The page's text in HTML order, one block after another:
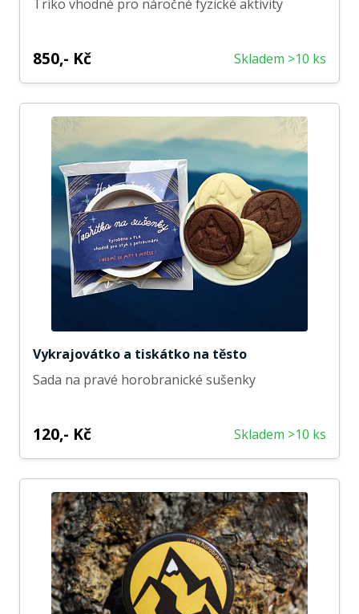
Triko vhodné pro náročné fyzické aktivity
850,- Kč Skladem >10 ks
Vykrajovátko a tiskátko na těsto
Sada na pravé horobranické sušenky
120,- Kč Skladem >10 ks